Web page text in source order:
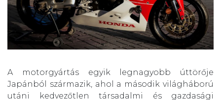
A motorgyártás egyik legnagyobb úttörője
Japánból származik, ahol a második világháború
utáni kedvezőtlen társadalmi és gazdasági